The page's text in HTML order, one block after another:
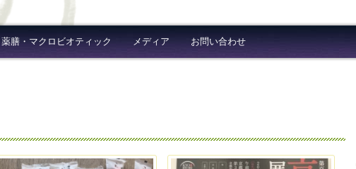
薬膳・マクロビオティック メディア お問い合わせ